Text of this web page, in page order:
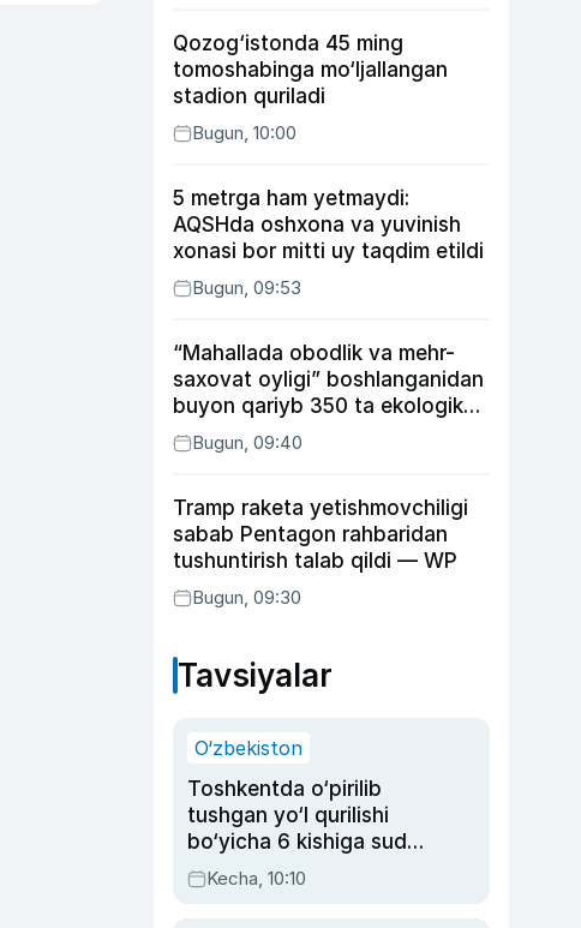
Qozog‘istonda 45 ming
tomoshabinga mo‘ljallangan
stadion quriladi
Bugun, 10:00
5 metrga ham yetmaydi:
AQSHda oshxona va yuvinish
xonasi bor mitti uy taqdim etildi
Bugun, 09:53
“Mahallada obodlik va mehr-
saxovat oyligi” boshlanganidan
buyon qariyb 350 ta ekologik
huquqbuzarlik aniqlandi
Bugun, 09:40
Tramp raketa yetishmovchiligi
sabab Pentagon rahbaridan
tushuntirish talab qildi — WP
Bugun, 09:30
Tavsiyalar
O‘zbekiston
Toshkentda o‘pirilib
tushgan yo‘l qurilishi
bo‘yicha 6 kishiga sud
hukmi o‘qildi
Kecha, 10:10